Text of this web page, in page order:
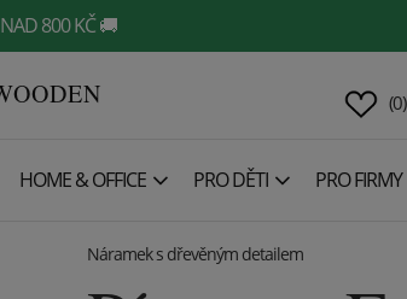
800 KČ 🚚
(0)
HOME & OFFICE PRO DĚTI PRO FIRMY
Náramek s dřevěným detailem